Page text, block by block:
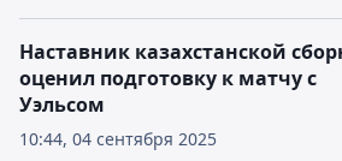
10:44, 04 сентября 2025
Наставник казахстанской
оценил подготовку к матчу с
Уэльсом